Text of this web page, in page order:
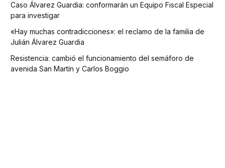
Caso Álvarez Guardia: conformarán un Equipo Fiscal Especial
para investigar
«Hay muchas contradicciones»: el reclamo de la familia de
Julián Álvarez Guardia
Resistencia: cambió el funcionamiento del semáforo de
avenida San Martín y Carlos Boggio